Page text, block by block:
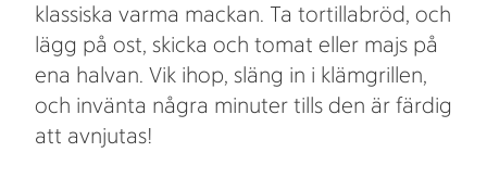
klassiska varma mackan. Ta tortillabröd, och
lägg på ost, skicka och tomat eller majs på
ena halvan. Vik ihop, släng in i klämgrillen,
och invänta några minuter tills den är färdig
att avnjutas!